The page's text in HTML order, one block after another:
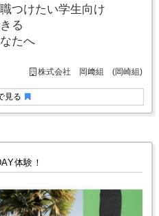
見る
つけたい学生向け
る
たへ
株式会社 岡﨑組 (岡崎組)
体験！